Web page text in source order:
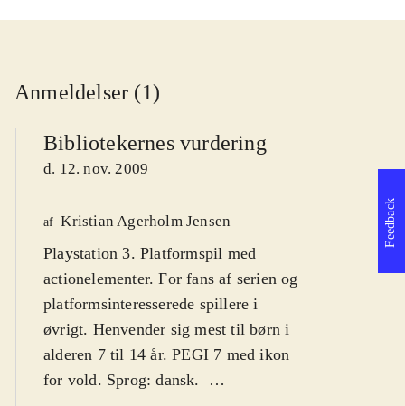
Anmeldelser (1)
Bibliotekernes vurdering
d. 12. nov. 2009
af Kristian Agerholm Jensen
Playstation 3. Platformspil med
actionelementer. For fans af serien og
platformsinteresserede spillere i
øvrigt. Henvender sig mest til børn i
alderen 7 til 14 år. PEGI 7 med ikon
for vold. Sprog: dansk.
Feedback